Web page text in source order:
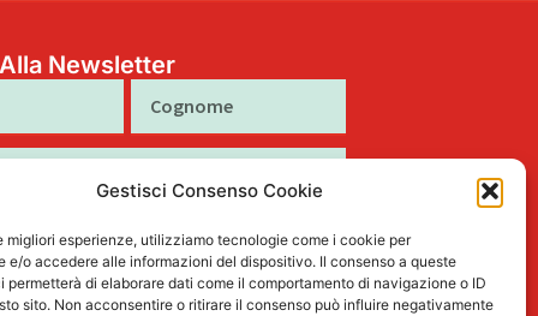
Gestisci Consenso Cookie
migliori esperienze, utilizziamo tecnologie come i cookie per
e/o accedere alle informazioni del dispositivo. Il consenso a queste
permetterà di elaborare dati come il comportamento di navigazione o ID
sito. Non acconsentire o ritirare il consenso può influire negativamente
Newsletter
al trattamento dei miei dati personali
nella Privacy Policy